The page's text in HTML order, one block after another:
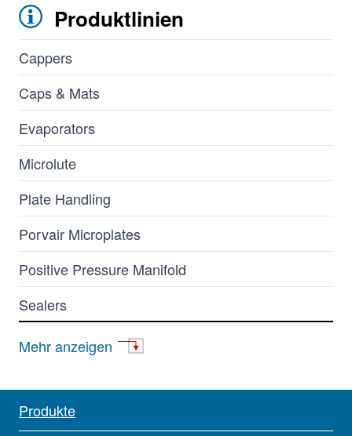
Produktlinien
Cappers
Caps & Mats
Evaporators
Microlute
Plate Handling
Porvair Microplates
Positive Pressure Manifold
Sealers
Sealing Films & Foils
Mehr anzeigen
Produkte